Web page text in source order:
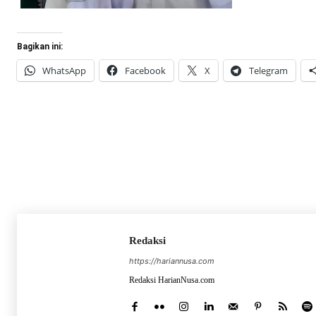
Bagikan ini:
WhatsApp Facebook X Telegram
Redaksi
https://hariannusa.com
Redaksi HarianNusa.com